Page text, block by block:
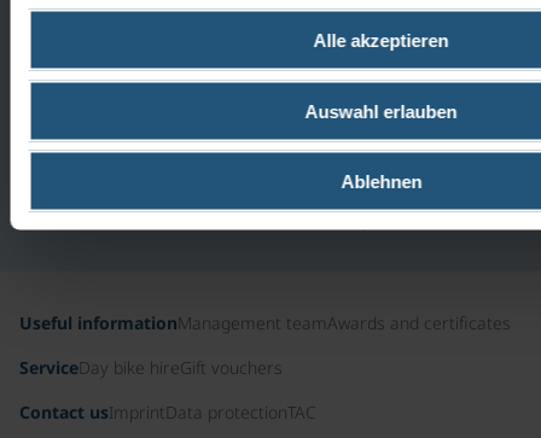
Alle akzeptieren
Auswahl erlauben
Ablehnen
HAPPY TO
5PM
0800
100
11 47
hotline
Germany
Useful informationManagement teamAwards and certificates
ServiceDay bike hireGift vouchers
Contact usImprint Data protectionTAC